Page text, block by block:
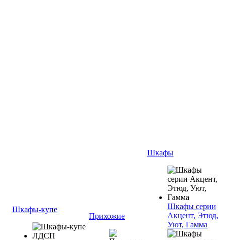
Шкафы-купе
Прихожие
Шкафы
Шкафы серии
Акцент, Этюд,
Уют, Гамма